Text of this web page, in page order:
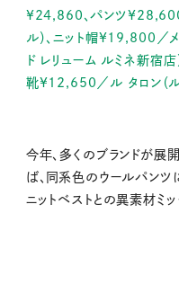
¥24,860、パンツ¥28,600
ル）、ニット帽¥19,800／
ド レリューム ルミネ新宿店
靴¥12,650／ル タロン（
今年、多くのブランドが展
ば、同系色のウールパンツ
ニットベストとの異素材ミ